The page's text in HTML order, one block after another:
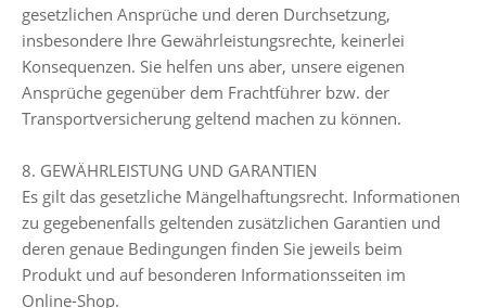
gesetzlichen Ansprüche und deren Durchsetzung,
insbesondere Ihre Gewährleistungsrechte, keinerlei
Konsequenzen. Sie helfen uns aber, unsere eigenen
Ansprüche gegenüber dem Frachtführer bzw. der
Transportversicherung geltend machen zu können.
8. GEWÄHRLEISTUNG UND GARANTIEN
Es gilt das gesetzliche Mängelhaftungsrecht. Informationen
zu gegebenenfalls geltenden zusätzlichen Garantien und
deren genaue Bedingungen finden Sie jeweils beim
Produkt und auf besonderen Informationsseiten im
Online-Shop.